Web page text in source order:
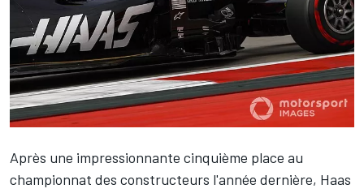
Après une impressionnante cinquième place au
championnat des constructeurs l'année dernière, Haas